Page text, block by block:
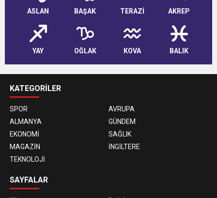
ASLAN BAŞAK TERAZİ AKREP
YAY OĞLAK KOVA BALIK
KATEGORİLER
SPOR
AVRUPA
ALMANYA
GÜNDEM
EKONOMİ
SAĞLIK
MAGAZİN
İNGİLTERE
TEKNOLOJİ
SAYFALAR